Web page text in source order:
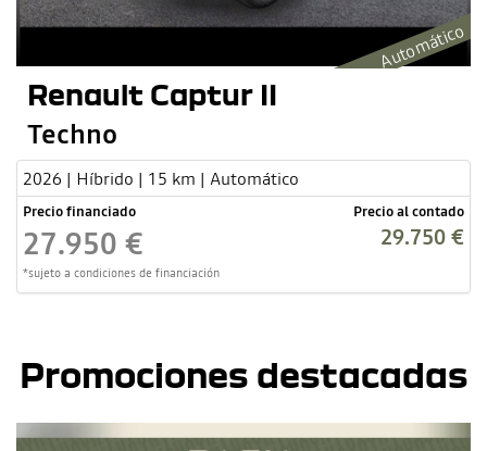
Automático
Renault Captur II
Techno
2026 | Híbrido | 15 km | Automático
Precio financiado
27.950 €
*sujeto a condiciones de financiación
Precio al contado
29.750 €
Promociones destacadas